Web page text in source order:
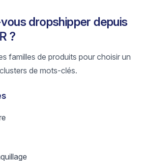
dropshipper depuis
?
familles de produits pour choisir un
de mots-clés.